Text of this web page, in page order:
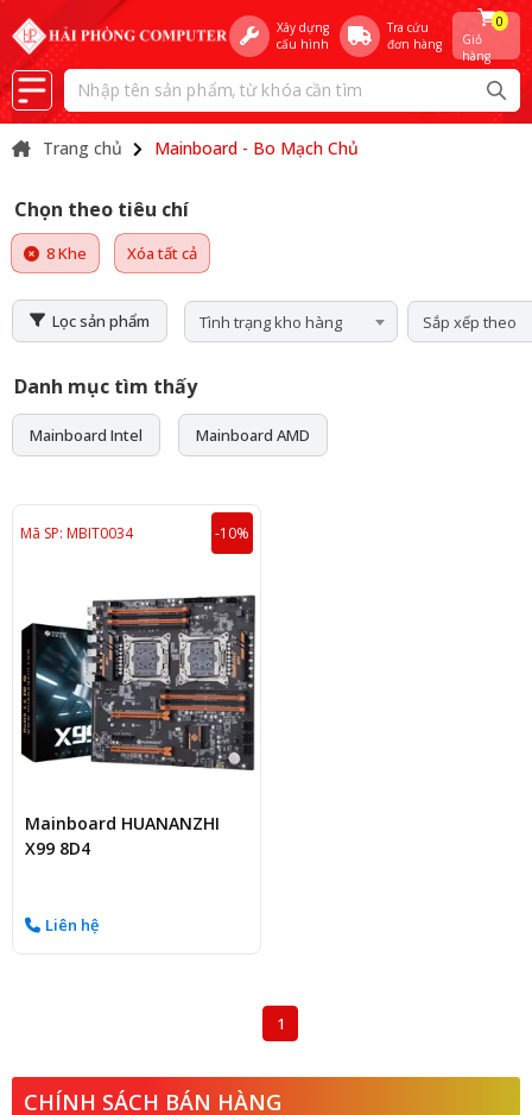
Xây dựng
cấu hình
Tra cứu
đơn hàng
Giỏ
hàng
0
Trang chủ Mainboard - Bo Mạch Chủ
Chọn theo tiêu chí
8 Khe Xóa tất cả
Lọc sản phẩm Tình trạng kho hàng Sắp xếp theo
Danh mục tìm thấy
Mainboard Intel Mainboard AMD
Mã SP: MBIT0034 -10%
Mainboard HUANANZHI
X99 8D4
Liên hệ
1
CHÍNH SÁCH BÁN HÀNG